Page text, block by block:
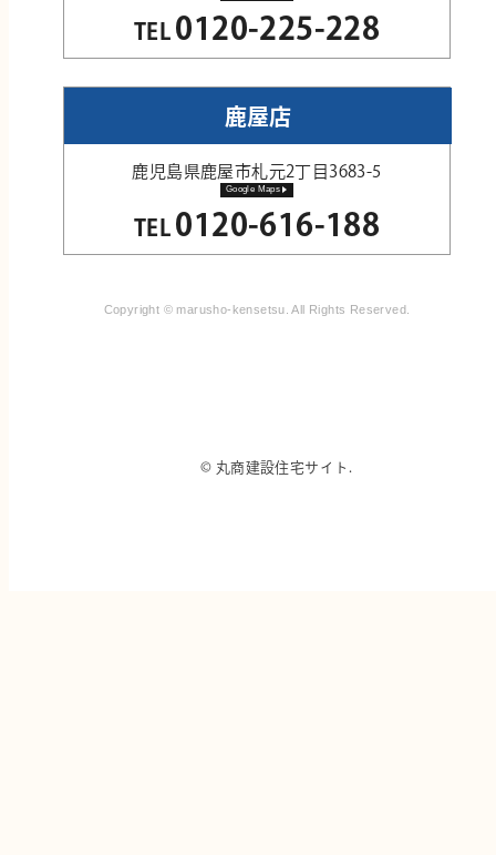
TEL 0120-225-228
鹿屋店
鹿児島県鹿屋市札元2丁目3683-5
Google Maps
TEL 0120-616-188
Copyright © marusho-kensetsu. All Rights Reserved.
© 丸商建設住宅サイト.